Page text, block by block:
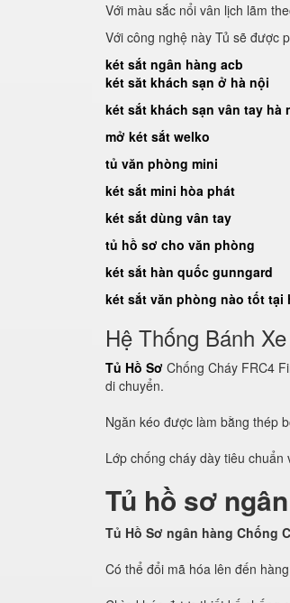
Với màu sắc nổi vân lịch lãm
Với công nghệ này Tủ sẽ được
két sắt ngân hàng acb
két săt khách sạn ở hà nội
két sắt khách sạn vân tay hà
mở két sắt welko
tủ văn phòng mini
két sắt mini hòa phát
két sắt dùng vân tay
tủ hồ sơ cho văn phòng
két sắt hàn quốc gunngard
két sắt văn phòng nào tốt tại
Hệ Thống Bánh
Tủ Hồ Sơ Chống Cháy FRC4
di chuyển.
Ngăn kéo được làm bằng thép
Lớp chống cháy dày tiêu
Tủ hồ sơ
Tủ Hồ Sơ ngân hàng Chống
Có thể đổi mã hóa lên đến